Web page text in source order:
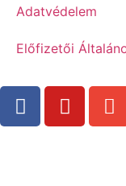
Adatvédelem
Előfizetői